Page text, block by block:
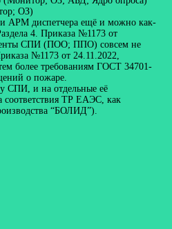
ОЗ)
АРМ диспетчера ещё и можно как-
4. Приказа №1173 от
СПИ (ПОО; ППО) совсем не
№1173 от 24.11.2022,
более требованиям ГОСТ 34701-
о пожаре.
СПИ, и на отдельные её
соответствия ТР ЕАЭС, как
“БОЛИД”).